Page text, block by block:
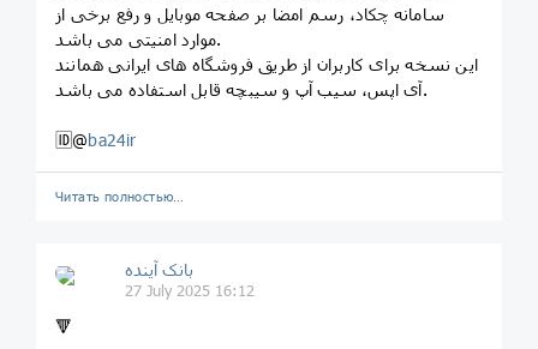
سامانه چکاد، رسم امضا بر صفحه موبایل و رفع برخی از
موارد امنیتی می باشد.
این نسخه برای کاربران از طریق فروشگاه های ایرانی همانند
آی اپس، سیب آپ و سیبچه قابل استفاده می باشد.
🆔@ba24ir
Читать полностью…
بانک آینده
27 July 2025 16:12
🔻